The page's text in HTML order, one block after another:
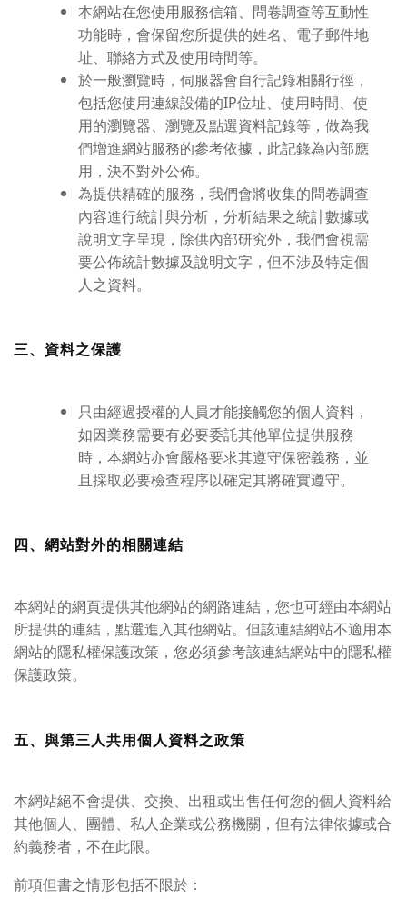
本網站在您使用服務信箱、問卷調查等互動性
功能時，會保留您所提供的姓名、電子郵件地
址、聯絡方式及使用時間等。
於一般瀏覽時，伺服器會自行記錄相關行徑，
包括您使用連線設備的IP位址、使用時間、使
用的瀏覽器、瀏覽及點選資料記錄等，做為我
們增進網站服務的參考依據，此記錄為內部應
用，決不對外公佈。
為提供精確的服務，我們會將收集的問卷調查
內容進行統計與分析，分析結果之統計數據或
說明文字呈現，除供內部研究外，我們會視需
要公佈統計數據及說明文字，但不涉及特定個
人之資料。
三、資料之保護
只由經過授權的人員才能接觸您的個人資料，
如因業務需要有必要委託其他單位提供服務
時，本網站亦會嚴格要求其遵守保密義務，並
且採取必要檢查程序以確定其將確實遵守。
四、網站對外的相關連結
本網站的網頁提供其他網站的網路連結，您也可經由本網站
所提供的連結，點選進入其他網站。但該連結網站不適用本
網站的隱私權保護政策，您必須參考該連結網站中的隱私權
保護政策。
五、與第三人共用個人資料之政策
本網站絕不會提供、交換、出租或出售任何您的個人資料給
其他個人、團體、私人企業或公務機關，但有法律依據或合
約義務者，不在此限。
前項但書之情形包括不限於：